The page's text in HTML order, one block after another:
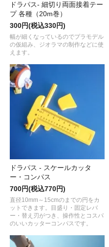
ドラパス- 細切り両面接着テー
プ 各種（20m巻）
300円(税込330円)
幅が細くなっているのでプラモデル
の仮組み、ジオラマの制作などに使
えます。
ドラパス - スケールカッタ
ー・コンパス
700円(税込770円)
直径10mm～15cmのまでの円をカ
ットできます。目盛り・固定レバ
ー・替え刃がつき、操作性とコスパ
のいいカッターコンパスです。